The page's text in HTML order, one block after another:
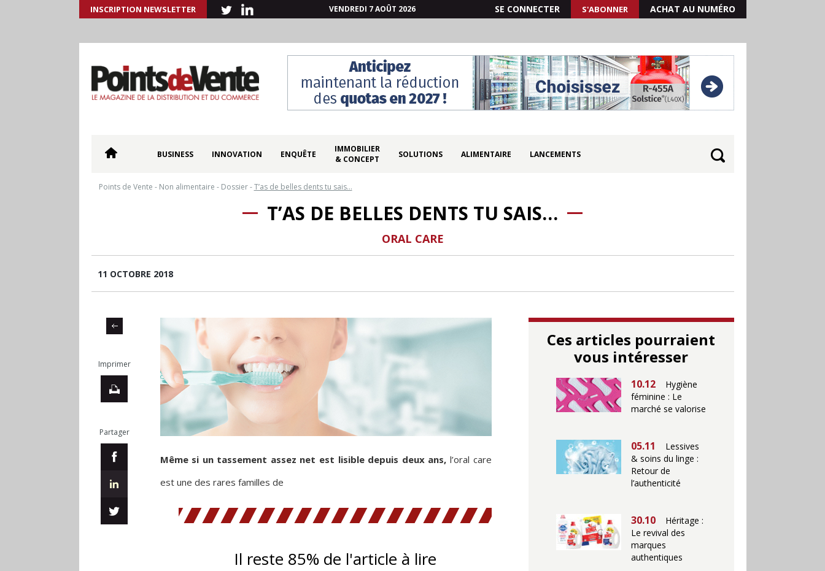
INSCRIPTION NEWSLETTER VENDREDI 7 AOÛT 2026 SE CONNECTER S'ABONNER ACHAT AU NUMÉRO
BUSINESS INNOVATION ENQUÊTE
IMMOBILIER
& CONCEPT
SOLUTIONS ALIMENTAIRE LANCEMENTS
Points de Vente - Non alimentaire - Dossier-T’as de belles dents tu sais…
T’AS DE BELLES DENTS TU SAIS…
ORAL CARE
11 OCTOBRE 2018
Imprimer
Partager
Même si un tassement assez net est lisible depuis deux ans, l’oral care
est une des rares familles de
Il reste 85% de l'article à lire
Ces articles pourraient
vous intéresser
10.12
Hygiène
féminine : Le
marché se valorise
05.11
Lessives
& soins du linge :
Retour de
l’authenticité
30.10
Héritage :
Le revival des
marques
authentiques